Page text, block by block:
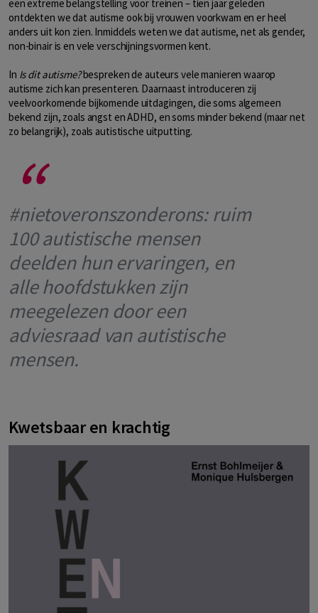
een extreme belangstelling voor treinen – tien jaar geleden
ontdekten we dat autisme ook bij vrouwen voorkwam en er heel
anders uit kon zien. Inmiddels weten we dat autisme, net als gender,
non-binair is en vele verschijningsvormen kent.
In Is dit autisme?bespreken de auteurs vele manieren waarop
autisme zich kan presenteren. Daarnaast introduceren zij
veelvoorkomende bijkomende uitdagingen, die soms algemeen
bekend zijn, zoals angst en ADHD, en soms minder bekend (maar net
zo belangrijk), zoals autistische uitputting.
#nietoveronszonderons: ruim
100 autistische mensen
deelden hun ervaringen, en
alle hoofdstukken zijn
meegelezen door een
adviesraad van autistische
mensen.
Kwetsbaar en krachtig